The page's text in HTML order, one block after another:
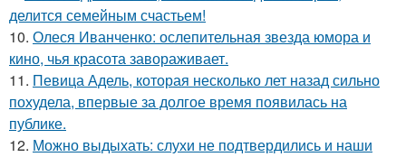
делится семейным счастьем!
10. Олеся Иванченко: ослепительная звезда юмора и
кино, чья красота завораживает.
11. Певица Адель, которая несколько лет назад сильно
похудела, впервые за долгое время появилась на
публике.
12. Можно выдыхать: слухи не подтвердились и наши